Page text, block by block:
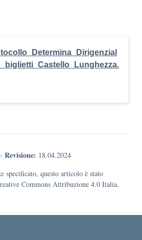
- Revisione: 18.04.2024
specificato, questo articolo è stato
Commons Attribuzione 4.0 Italia.